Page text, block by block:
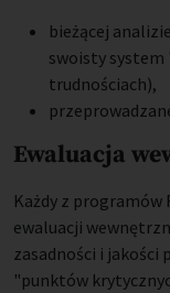
bieżącej
swoisty system
trudnościach),
Ewaluacja
Każdy z programów
ewaluacji
zasadności i jakości
"punktów